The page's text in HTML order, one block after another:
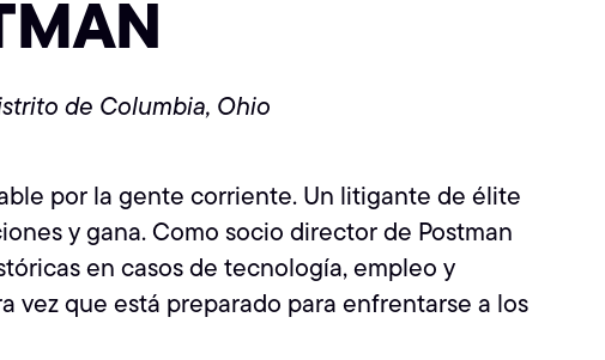
por la gente corriente. Un litigante de élite
y gana. Como socio director de Postman
en casos de tecnología, empleo y
vez que está preparado para enfrentarse a los
de Columbia, Ohio